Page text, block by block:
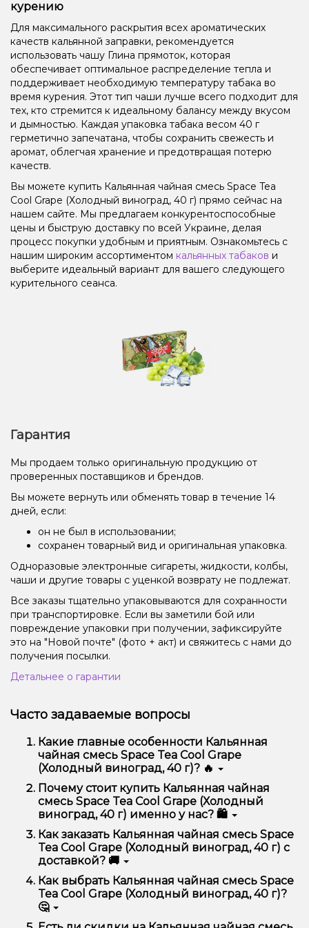
курению
Для максимального раскрытия всех ароматических
качеств кальянной заправки, рекомендуется
использовать чашу Глина прямоток, которая
обеспечивает оптимальное распределение тепла и
поддерживает необходимую температуру табака во
время курения. Этот тип чаши лучше всего подходит для
тех, кто стремится к идеальному балансу между вкусом
и дымностью. Каждая упаковка табака весом 40 г
герметично запечатана, чтобы сохранить свежесть и
аромат, облегчая хранение и предотвращая потерю
качеств.
Вы можете купить Кальянная чайная смесь Space Tea
Cool Grape (Холодный виноград, 40 г) прямо сейчас на
нашем сайте. Мы предлагаем конкурентоспособные
цены и быструю доставку по всей Украине, делая
процесс покупки удобным и приятным. Ознакомьтесь с
нашим широким ассортиментом кальянных табаков и
выберите идеальный вариант для вашего следующего
курительного сеанса.
Гарантия
Мы продаем только оригинальную продукцию от
проверенных поставщиков и брендов.
Вы можете вернуть или обменять товар в течение 14
дней, если:
он не был в использовании;
сохранен товарный вид и оригинальная упаковка.
Одноразовые электронные сигареты, жидкости, колбы,
чаши и другие товары с уценкой возврату не подлежат.
Все заказы тщательно упаковываются для сохранности
при транспортировке. Если вы заметили бой или
повреждение упаковки при получении, зафиксируйте
это на "Новой почте" (фото + акт) и свяжитесь с нами до
получения посылки.
Детальнее о гарантии
Часто задаваемые вопросы
Какие главные особенности Кальянная
чайная смесь Space Tea Cool Grape
(Холодный виноград, 40 г)? 🔥
Кальянная чайная смесь Space Tea Cool Grape
(Холодный виноград, 40 г) отличается высоким
качеством, удобством использования и
надежностью.
Почему стоит купить Кальянная чайная
смесь Space Tea Cool Grape (Холодный
виноград, 40 г) именно у нас? 🛍️
Мы предлагаем только оригинальную продукцию,
широкий ассортимент, выгодные цены и быструю
доставку. Кроме того, у нас регулярные акции и
скидки для клиентов!
Как заказать Кальянная чайная смесь Space
Tea Cool Grape (Холодный виноград, 40 г) с
доставкой? 🚚
Оформить заказ можно в несколько кликов:
Добавьте Кальянная чайная смесь Space Tea
Как выбрать Кальянная чайная смесь Space
Tea Cool Grape (Холодный виноград, 40 г)?
🤔